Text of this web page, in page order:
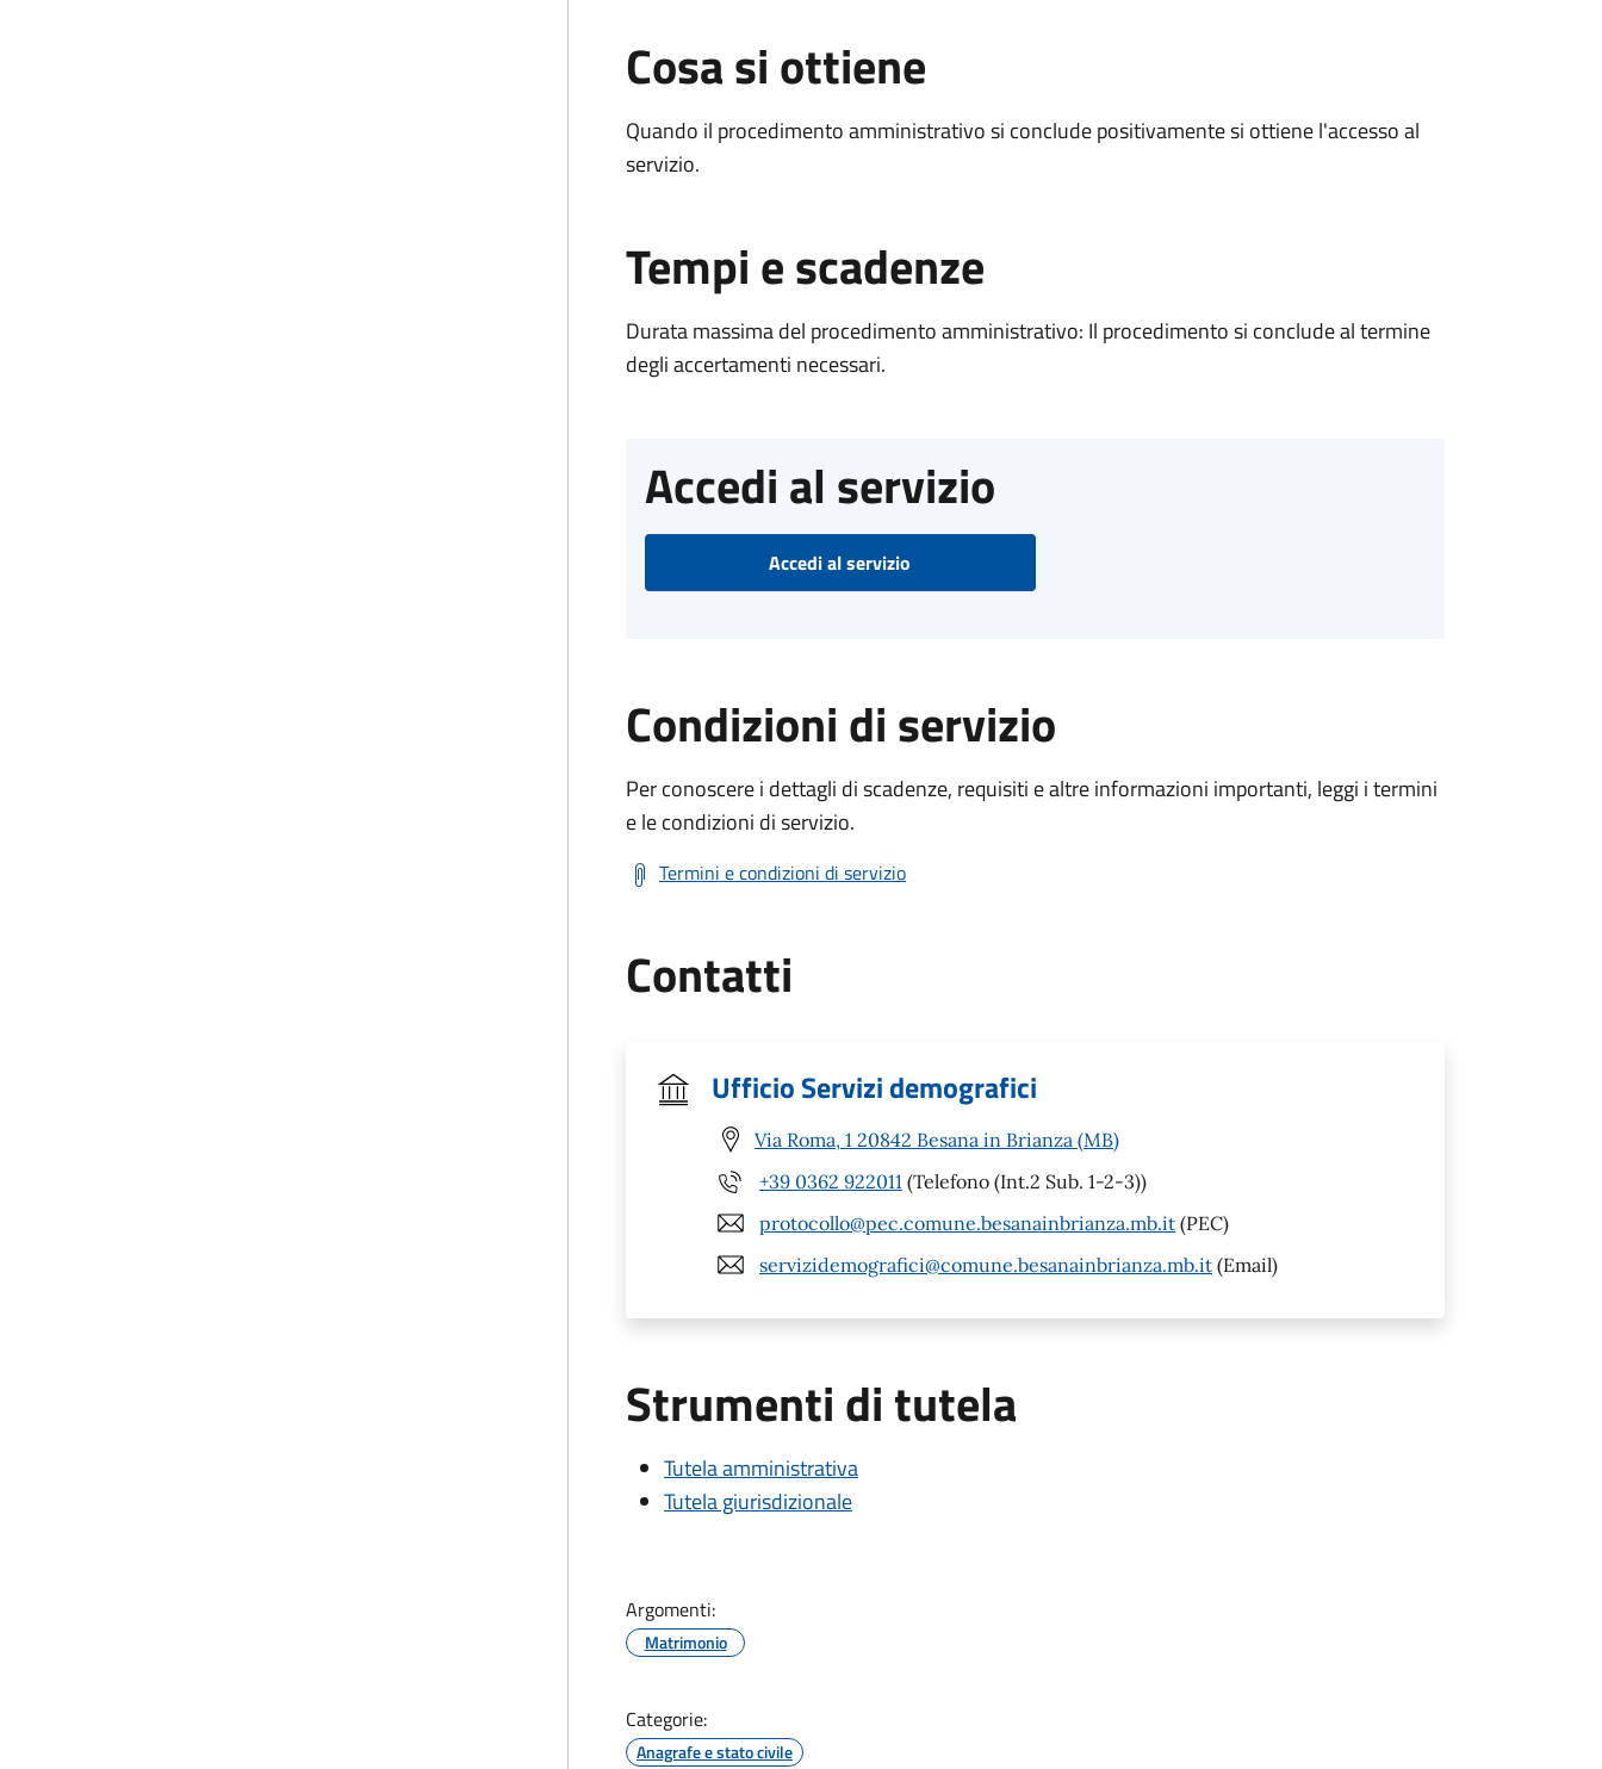
Cosa si ottiene
Quando il procedimento amministrativo si conclude positivamente si ottiene l'accesso al
servizio.
Tempi e scadenze
Durata massima del procedimento amministrativo: Il procedimento si conclude al termine
degli accertamenti necessari.
Accedi al servizio
Accedi al servizio
Condizioni di servizio
Per conoscere i dettagli di scadenze, requisiti e altre informazioni importanti, leggi i termini
e le condizioni di servizio.
Termini e condizioni di servizio
Contatti
Ufficio Servizi demografici
Via Roma, 1 20842 Besana in Brianza (MB)
+39 0362 922011 (Telefono (Int.2 Sub. 1-2-3))
protocollo@pec.comune.besanainbrianza.mb.it (PEC)
servizidemografici@comune.besanainbrianza.mb.it (Email)
Strumenti di tutela
Tutela amministrativa
Tutela giurisdizionale
Argomenti:
Matrimonio
Categorie:
Anagrafe e stato civile